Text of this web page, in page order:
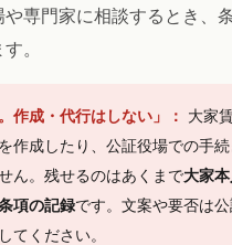
や専門家に相談するとき、
。
作成・代行はしない」： 大家
作成したり、公証役場での手
ん。残せるのはあくまで大家
項の記録です。文案や要否は公
てください。